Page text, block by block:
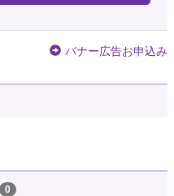
バナー広告お申込み
0